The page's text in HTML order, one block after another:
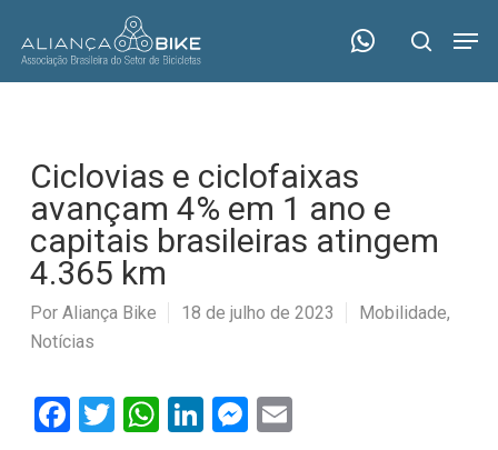
main
search
Ciclovias e ciclofaixas
avançam 4% em 1 ano e
capitais brasileiras atingem
4.365 km
Por Aliança Bike 18 de julho de 2023 Mobilidade,
Notícias
Facebook
Twitter
WhatsApp
LinkedIn
Messenger
Email